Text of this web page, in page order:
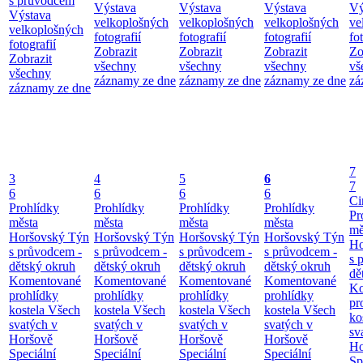
Výstava
velkoplošných
fotografií
Zobrazit
všechny
záznamy ze dne
Výstava
velkoplošných
fotografií
Zobrazit
všechny
záznamy ze dne
Výstava
velkoplošných
fotografií
Zobrazit
všechny
záznamy ze dne
Výstava
velkoplošných
fotografií
Zobrazit
všechny
záznamy ze dne
3
6
Prohlídky
města
Horšovský Týn
s průvodcem -
dětský okruh
Komentované
prohlídky
kostela Všech
svatých v
Horšově
Speciální
4
6
Prohlídky
města
Horšovský Týn
s průvodcem -
dětský okruh
Komentované
prohlídky
kostela Všech
svatých v
Horšově
Speciální
5
6
Prohlídky
města
Horšovský Týn
s průvodcem -
dětský okruh
Komentované
prohlídky
kostela Všech
svatých v
Horšově
Speciální
6
6
Prohlídky
města
Horšovský Týn
s průvodcem -
dětský okruh
Komentované
prohlídky
kostela Všech
svatých v
Horšově
Speciální
7
7
s